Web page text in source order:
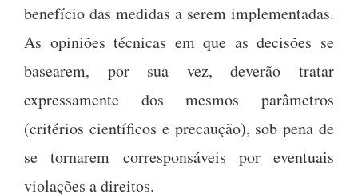
benefício das medidas a serem implementadas.
As opiniões técnicas em que as decisões se
basearem, por sua vez, deverão tratar
expressamente dos mesmos parâmetros
(critérios científicos e precaução), sob pena de
se tornarem corresponsáveis por eventuais
violações a direitos.